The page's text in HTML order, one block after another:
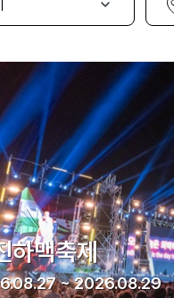
선
하맥축제
~ 2026.08.29